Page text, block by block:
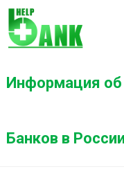
Информация об
Банков в